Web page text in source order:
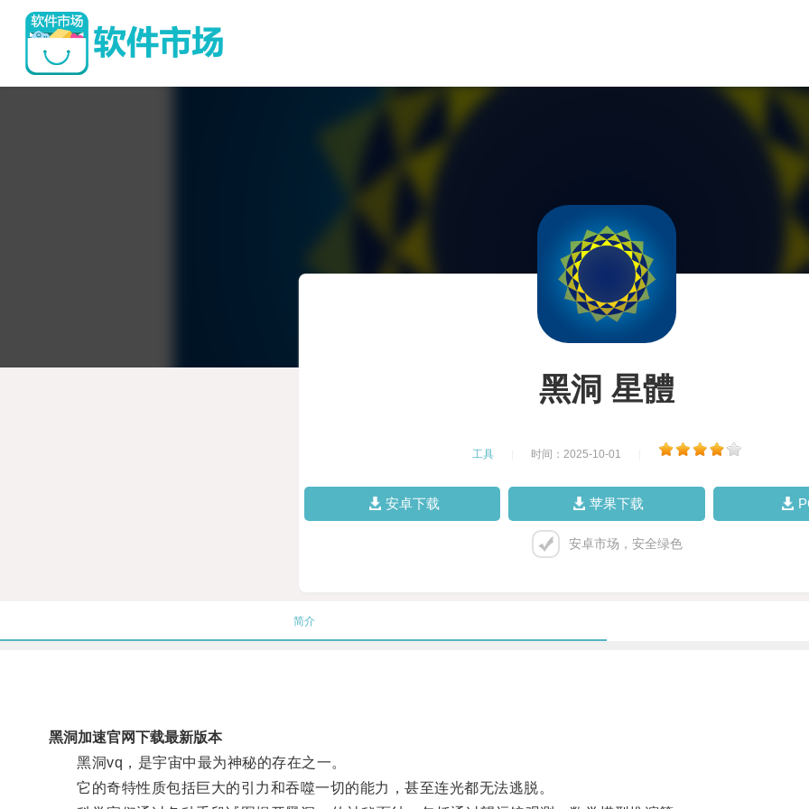
黑洞 星體
工具 时间：2025-10-01
安卓下载 苹果下载
安卓市场，安全绿色
简介
黑洞加速官网下载最新版本
黑洞vq，是宇宙中最为神秘的存在之一。
它的奇特性质包括巨大的引力和吞噬一切的能力，甚至连光都无法逃脱。